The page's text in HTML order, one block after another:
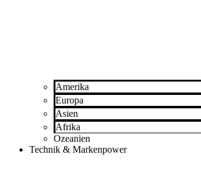
Amerika
Europa
Asien
Afrika
Ozeanien
Technik & Markenpower